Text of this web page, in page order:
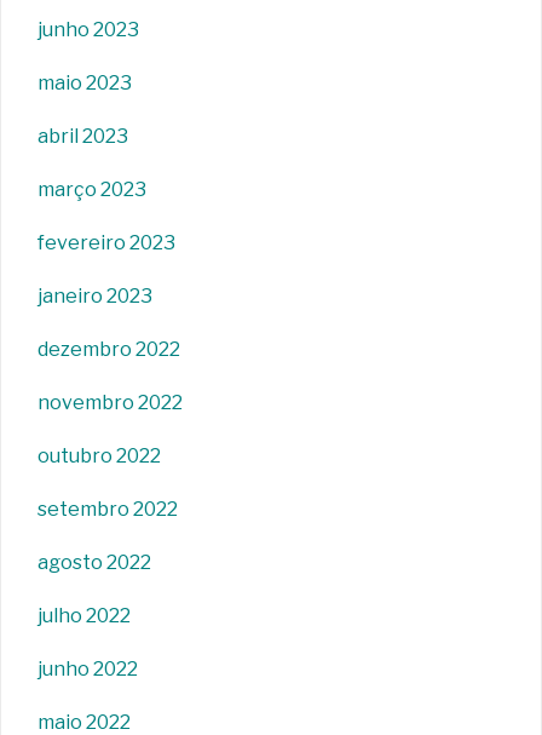
junho 2023
maio 2023
abril 2023
março 2023
fevereiro 2023
janeiro 2023
dezembro 2022
novembro 2022
outubro 2022
setembro 2022
agosto 2022
julho 2022
junho 2022
maio 2022